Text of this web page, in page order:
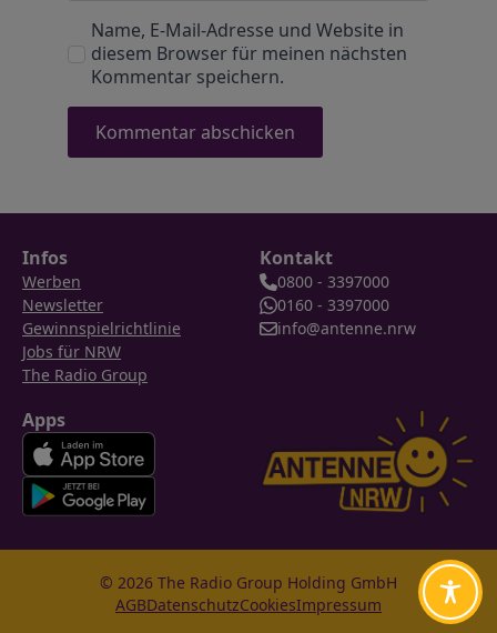
Name, E-Mail-Adresse und Website in
diesem Browser für meinen nächsten
Kommentar speichern.
Infos
Werben
Newsletter
Gewinnspielrichtlinie
Jobs für NRW
The Radio Group
Kontakt
0800 - 3397000
0160 - 3397000
info@antenne.nrw
Apps
© 2026 The Radio Group Holding GmbH
AGBDatenschutzCookiesImpressum